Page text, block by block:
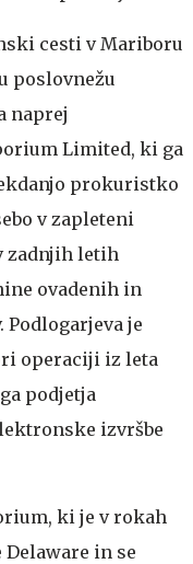
cesti v Mariboru
poslovnežu
naprej
Limited, ki ga
prokuristko
v zapleteni
zadnjih letih
ovadenih in
je
operaciji iz leta
podjetja
izvršbe
ki je v rokah
Delaware in se